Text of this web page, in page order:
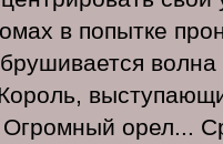
в попытке
орел...